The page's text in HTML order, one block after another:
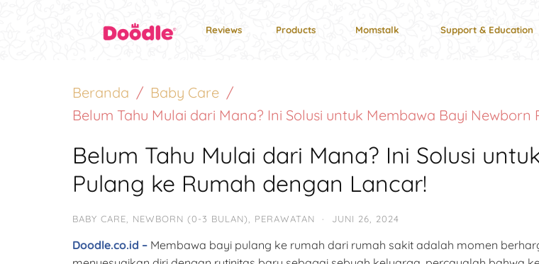
Reviews Products Momstalk Support & Education
Beranda
Baby Care
Belum Tahu Mulai dari Mana? Ini Solusi untuk Membawa Bayi
Belum Tahu Mulai dari Mana? Ini Solusi
Pulang ke Rumah dengan Lancar!
BABY CARE, NEWBORN (0-3 BULAN), PERAWATAN · JUNI 26, 2024
Doodle.co.id – Membawa bayi pulang ke rumah dari rumah sakit adalah momen